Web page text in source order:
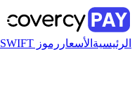
الرئيسية الأسعار رموز SWIFT